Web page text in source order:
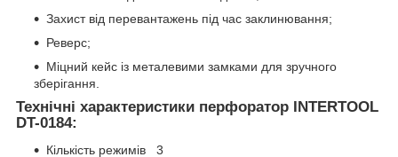
Захист від перевантажень під час заклинювання;
Реверс;
Міцний кейс із металевими замками для зручного
зберігання.
Технічні характеристики перфоратор INTERTOOL
DT-0184:
Кількість режимів 3